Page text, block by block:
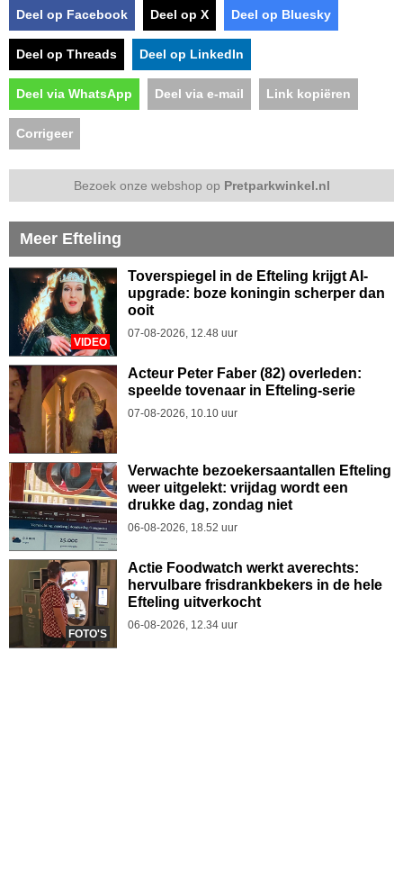
Deel op Facebook Deel op X Deel op Bluesky
Deel op Threads Deel op LinkedIn
Deel via WhatsApp Deel via e-mail Link kopiëren
Corrigeer
Bezoek onze webshop op Pretparkwinkel.nl
Meer Efteling
VIDEO
Toverspiegel in de Efteling krijgt AI-
upgrade: boze koningin scherper dan
ooit
07-08-2026, 12.48 uur
Acteur Peter Faber (82) overleden:
speelde tovenaar in Efteling-serie
07-08-2026, 10.10 uur
Verwachte bezoekersaantallen Efteling
weer uitgelekt: vrijdag wordt een
drukke dag, zondag niet
06-08-2026, 18.52 uur
FOTO'S
Actie Foodwatch werkt averechts:
hervulbare frisdrankbekers in de hele
Efteling uitverkocht
06-08-2026, 12.34 uur